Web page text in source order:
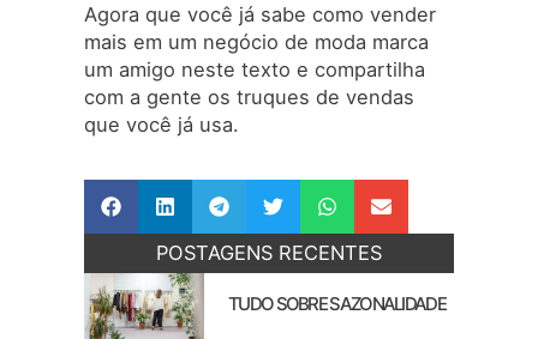
Agora que você já sabe como vender
mais em um negócio de moda marca
um amigo neste texto e compartilha
com a gente os truques de vendas
que você já usa.
POSTAGENS RECENTES
TUDO SOBRE SAZONALIDADE